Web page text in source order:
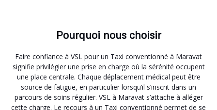
Pourquoi nous choisir
Faire confiance à VSL pour un Taxi conventionné à Maravat
signifie privilégier une prise en charge où la sérénité occupent
une place centrale. Chaque déplacement médical peut être
source de fatigue, en particulier lorsqu’il s’inscrit dans un
parcours de soins régulier. VSL à Maravat s’attache à alléger
cette charge. Le recours à un Taxi conventionné permet de se